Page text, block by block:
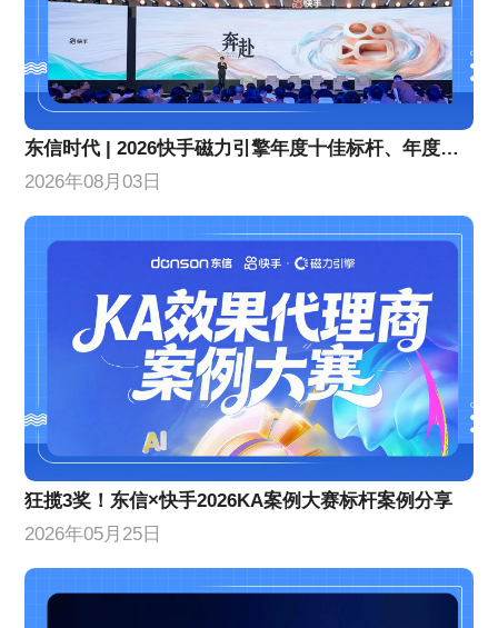
东信时代 | 2026快手磁力引擎年度十佳标杆、年度优秀合作伙伴！
2026年08月03日
狂揽3奖！东信×快手2026KA案例大赛标杆案例分享
2026年05月25日